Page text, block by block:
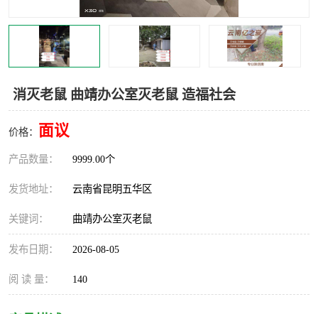
消灭老鼠 曲靖办公室灭老鼠 造福社会
价格： 面议
产品数量： 9999.00个
发货地址： 云南省昆明五华区
关键词： 曲靖办公室灭老鼠
发布日期： 2026-08-05
阅 读 量： 140